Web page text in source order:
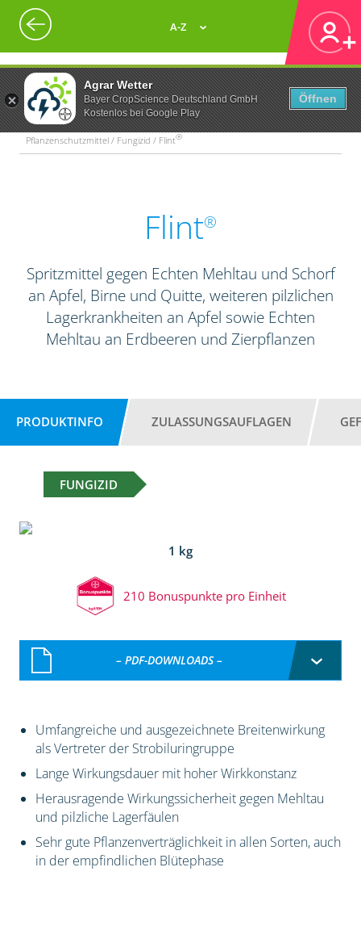
Agrar Wetter
Bayer CropScience Deutschland GmbH
Kostenlos bei Google Play
Öffnen
A-Z
Pflanzenschutzmittel / Fungizid / Flint®
Flint®
Spritzmittel gegen Echten Mehltau und Schorf
an Apfel, Birne und Quitte, weiteren pilzlichen
Lagerkrankheiten an Apfel sowie Echten
Mehltau an Erdbeeren und Zierpflanzen
PRODUKTINFO ZULASSUNGSAUFLAGEN
FUNGIZID
1 kg
210 Bonuspunkte pro Einheit
– PDF-DOWNLOADS –
Umfangreiche und ausgezeichnete Breitenwirkung
als Vertreter der Strobiluringruppe
Lange Wirkungsdauer mit hoher Wirkkonstanz
Herausragende Wirkungssicherheit gegen Mehltau
und pilzliche Lagerfäulen
Sehr gute Pflanzenverträglichkeit in allen Sorten, auch
in der empfindlichen Blütephase